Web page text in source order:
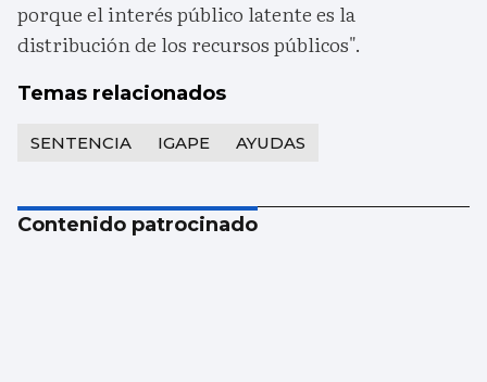
porque el interés público latente es la
distribución de los recursos públicos".
Temas relacionados
SENTENCIA IGAPE AYUDAS
Contenido patrocinado